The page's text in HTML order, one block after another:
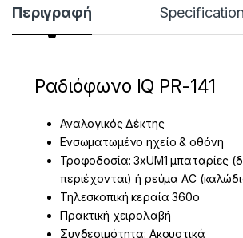
Περιγραφή Specification
Ραδιόφωνο IQ PR-141
Αναλογικός Δέκτης
Ενσωματωμένο ηχείο & οθόνη
Τροφοδοσία: 3xUM1 μπαταρίες
περιέχονται) ή ρεύμα AC
Τηλεσκοπική κεραία 360o
Πρακτική χειρολαβή
Συνδεσιμότητα: Ακουστικά